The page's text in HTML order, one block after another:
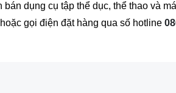
dụng cụ tập thể dục, thể thao và
gọi điện đặt hàng qua số hotline